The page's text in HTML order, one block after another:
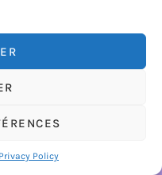
Privacy Policy